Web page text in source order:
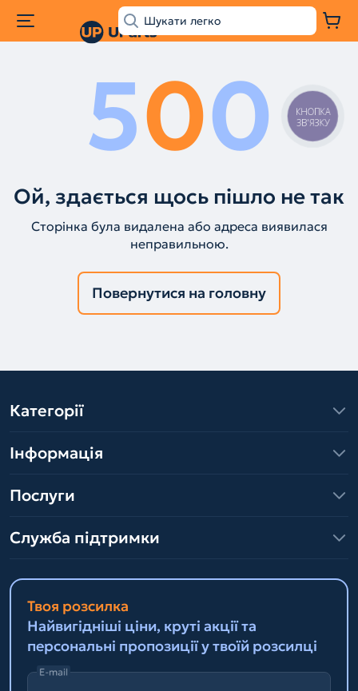
500
Ой, здається щось пішло не так
Сторінка була видалена або адреса виявилася
неправильною.
Повернутися на головну
Категорії
Інформація
Послуги
Служба підтримки
Твоя розсилка
Найвигідніші ціни, круті акції та
персональні пропозиції у твоїй розсилці
E-mail
КНОПКА
ЗВ'ЯЗКУ